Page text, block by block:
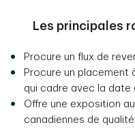
Les principales
Procure un flux de
Procure un placement
qui cadre avec la date
Offre une exposition
canadiennes de